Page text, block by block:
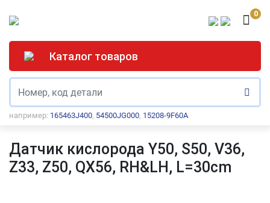
0
Каталог товаров
например: 165463J400, 54500JG000, 15208-9F60A
Датчик кислорода Y50, S50, V36,
Z33, Z50, QX56, RH&LH, L=30cm